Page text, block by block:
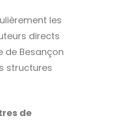
les
directs
de Besançon
structures
de